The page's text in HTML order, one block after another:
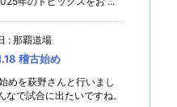
: 那覇道場
稽古始め
めを萩野さんと行いまし
なで試合に出たいですね。